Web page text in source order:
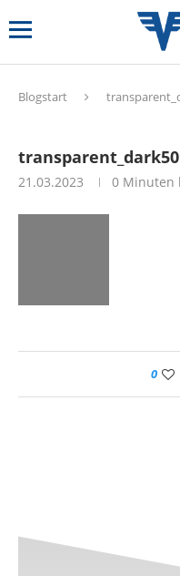
Blogstart
21.03.2023 0 Minuten
0